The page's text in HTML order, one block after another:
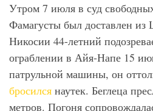
Утром 7 июля в суд
Фамагусты был доставлен
Никосии 44-летний
ограблении в Айя-Напе 15
патрульной машины, он
бросился наутек. Беглеца
метров. Погоня